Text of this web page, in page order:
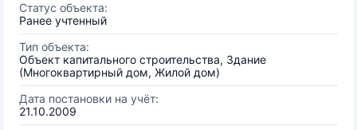
Статус объекта:
Ранее учтенный
Тип объекта:
Объект капитального строительства, Здание
(Многоквартирный дом, Жилой дом)
Дата постановки на учёт:
21.10.2009